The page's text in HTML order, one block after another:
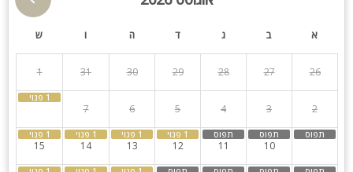
מידע נוסף:
אין כניסה לבעלי חיים
לא ניתן לעשן בתוך הוילה
במתחם ישנו חניה פרטית וחניה ציבורית חופשית צמוד לוילה
א ב ג ד ה ו ש
26
27
28
29
30
31
1
2
3
4
5
6
7
10
11
12
13
14
15